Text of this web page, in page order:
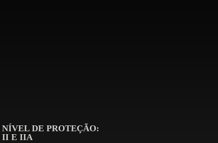
NÍVEL DE PROTEÇÃO:
II E IIA